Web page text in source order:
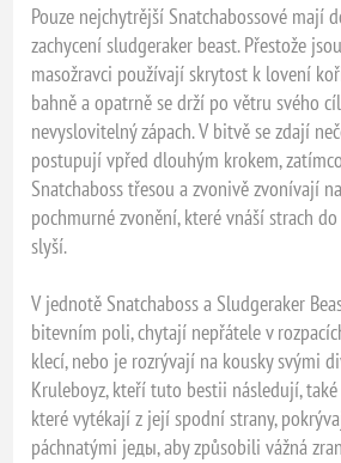
Pouze nejchytrější Snatchabossové mají
zachycení sludgeraker beast. Přestože
masožravci používají skrytost k lovení
bahně a opatrně se drží po větru svého
nevyslovitelný zápach. V bitvě se zdají
postupují vpřed dlouhým krokem,
Snatchaboss třesou a zvonivě zvonívají
pochmurné zvonění, které vnáší strach
slyší.
V jednotě Snatchaboss a Sludgeraker
bitevním poli, chytají nepřátele v
klecí, nebo je rozrývají na kousky svými
Kruleboyz, kteří tuto bestii následují,
které vytékají z její spodní strany,
páchnatými jeды, aby způsobili vážná